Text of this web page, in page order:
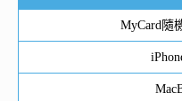
MyCard隨